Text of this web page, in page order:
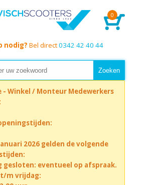
0
nodig? Bel direct0342 42 40 44
- Winkel / Monteur Medewerkers
2026 gelden de volgende
gesloten: eventueel op afspraak.
m vrijdag: